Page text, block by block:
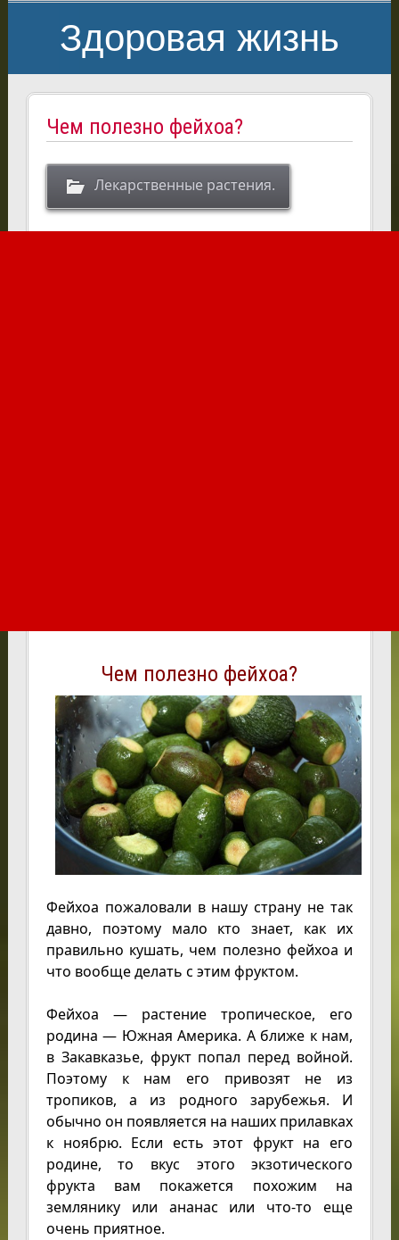
Здоровая жизнь
Чем полезно фейхоа?
Лекарственные растения.
Чем полезно фейхоа?
Фейхоа пожаловали в нашу страну не так
давно, поэтому мало кто знает, как их
правильно кушать, чем полезно фейхоа и
что вообще делать с этим фруктом.
Фейхоа — растение тропическое, его
родина — Южная Америка. А ближе к нам,
в Закавказье, фрукт попал перед войной.
Поэтому к нам его привозят не из
тропиков, а из родного зарубежья. И
обычно он появляется на наших прилавках
к ноябрю. Если есть этот фрукт на его
родине, то вкус этого экзотического
фрукта вам покажется похожим на
землянику или ананас или что-то еще
очень приятное.